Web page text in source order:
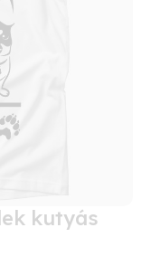
kutyás